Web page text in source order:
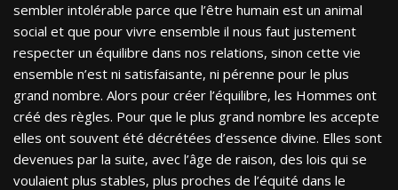
sembler intolérable parce que l’être humain est un animal
social et que pour vivre ensemble il nous faut justement
respecter un équilibre dans nos relations, sinon cette vie
ensemble n’est ni satisfaisante, ni pérenne pour le plus
grand nombre. Alors pour créer l’équilibre, les Hommes ont
créé des règles. Pour que le plus grand nombre les accepte
elles ont souvent été décrétées d’essence divine. Elles sont
devenues par la suite, avec l’âge de raison, des lois qui se
voulaient plus stables, plus proches de l’équité dans le